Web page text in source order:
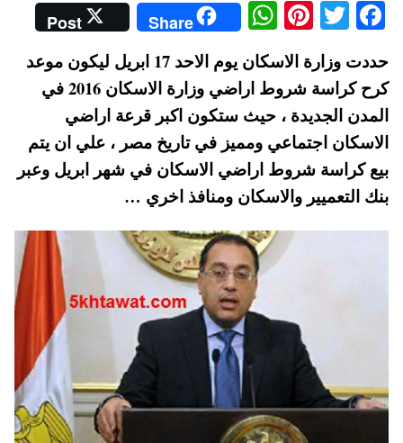
Fa
bo
ok
T
wi
tte
r
Pi
nt
er
es
t
W
ha
ts
A
pp
Share
Post
حددت وزارة الاسكان يوم الاحد 17 ابريل ليكون موعد
كرح كراسة شروط اراضي وزارة الاسكان 2016 في
المدن الجديدة ، حيث ستكون اكبر قرعة اراضي
الاسكان اجتماعي ومميز في تاريخ مصر ، علي ان يتم
بيع كراسة شروط اراضي الاسكان في شهر ابريل وعبر
بنك التعميير والاسكان ومنافذ اخري …